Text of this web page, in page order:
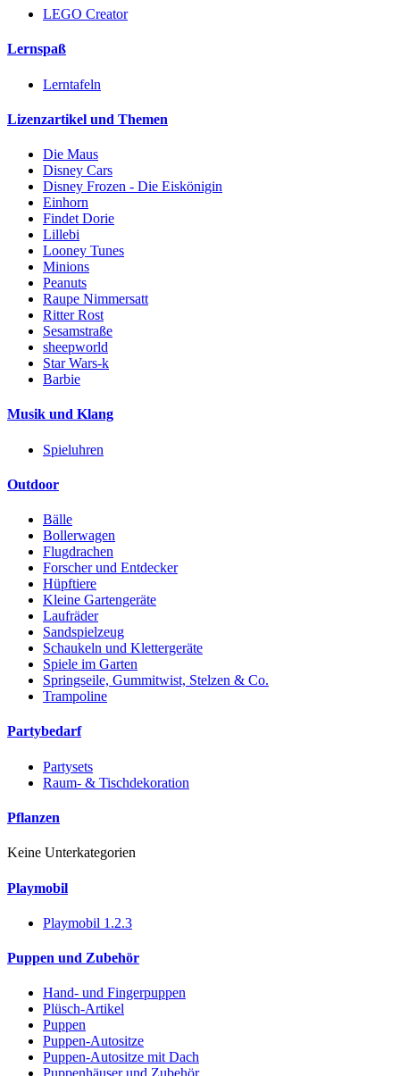
LEGO Creator
Lernspaß
Lerntafeln
Lizenzartikel und Themen
Die Maus
Disney Cars
Disney Frozen - Die Eiskönigin
Einhorn
Findet Dorie
Lillebi
Looney Tunes
Minions
Peanuts
Raupe Nimmersatt
Ritter Rost
Sesamstraße
sheepworld
Star Wars-k
Barbie
Musik und Klang
Spieluhren
Outdoor
Bälle
Bollerwagen
Flugdrachen
Forscher und Entdecker
Hüpftiere
Kleine Gartengeräte
Laufräder
Sandspielzeug
Schaukeln und Klettergeräte
Spiele im Garten
Springseile, Gummitwist, Stelzen & Co.
Trampoline
Partybedarf
Partysets
Raum- & Tischdekoration
Pflanzen
Keine Unterkategorien
Playmobil
Playmobil 1.2.3
Puppen und Zubehör
Hand- und Fingerpuppen
Plüsch-Artikel
Puppen
Puppen-Autositze
Puppen-Autositze mit Dach